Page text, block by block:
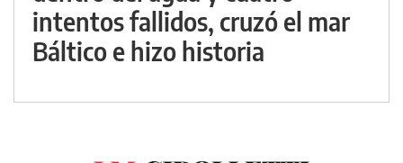
intentos fallidos, cruzó el mar
Báltico e hizo historia